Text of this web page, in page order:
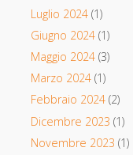
Luglio 2024(1)
Giugno 2024(1)
Maggio 2024(3)
Marzo 2024(1)
Febbraio 2024(2)
Dicembre 2023 (1)
Novembre 2023 (1)